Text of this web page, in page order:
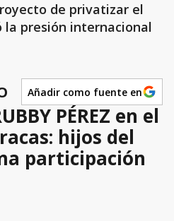
de privatizar el
la presión internacional
Añadir como fuente en
PÉREZ en el
hijos del
participación